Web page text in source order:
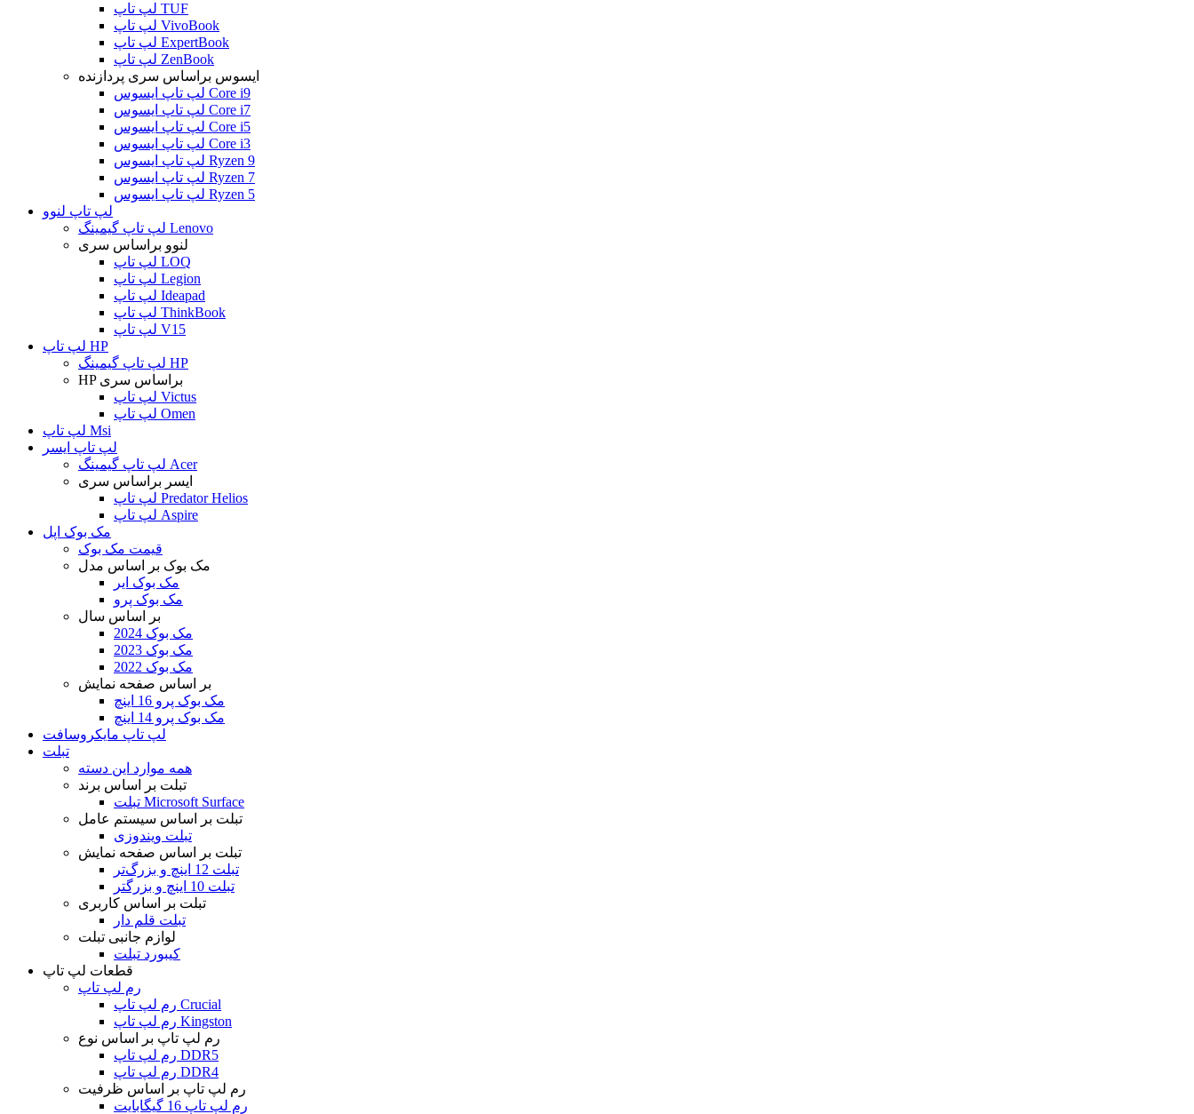
لپ تاپ TUF
لپ تاپ VivoBook
لپ تاپ ExpertBook
لپ تاپ ZenBook
ایسوس براساس سری پردازنده
لپ تاپ ایسوس Core i9
لپ تاپ ایسوس Core i7
لپ تاپ ایسوس Core i5
لپ تاپ ایسوس Core i3
لپ تاپ ایسوس Ryzen 9
لپ تاپ ایسوس Ryzen 7
لپ تاپ ایسوس Ryzen 5
لپ تاپ لنوو
لپ تاپ گیمینگ Lenovo
لنوو براساس سری
لپ تاپ LOQ
لپ تاپ Legion
لپ تاپ Ideapad
لپ تاپ ThinkBook
لپ تاپ V15
لپ تاپ HP
لپ تاپ گیمینگ HP
HP براساس سری
لپ تاپ Victus
لپ تاپ Omen
لپ تاپ Msi
لپ تاپ ایسر
لپ تاپ گیمینگ Acer
ایسر براساس سری
لپ تاپ Predator Helios
لپ تاپ Aspire
مک بوک اپل
قیمت مک بوک
مک بوک بر اساس مدل
مک بوک ایر
مک بوک پرو
بر اساس سال
مک بوک 2024
مک بوک 2023
مک بوک 2022
بر اساس صفحه نمایش
مک بوک پرو 16 اینچ
مک بوک پرو 14 اینچ
لپ تاپ مایکروسافت
تبلت
همه موارد این دسته
تبلت بر اساس برند
تبلت Microsoft Surface
تبلت بر اساس سیستم عامل
تبلت ویندوزی
تبلت بر اساس صفحه نمایش
تبلت 12 اینچ و بزرگ‌تر
تبلت 10 اینچ و بزرگتر
تبلت بر اساس کاربری
تبلت قلم دار
لوازم جانبی تبلت
کیبورد تبلت
قطعات لپ تاپ
رم لپ تاپ
رم لپ تاپ Crucial
رم لپ تاپ Kingston
رم لپ تاپ بر اساس نوع
رم لپ تاپ DDR5
رم لپ تاپ DDR4
رم لپ تاپ بر اساس ظرفیت
رم لپ تاپ 16 گیگابایت